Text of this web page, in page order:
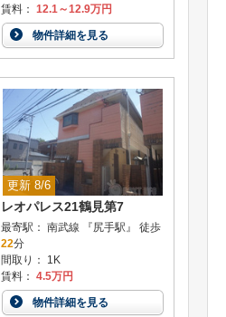
賃料： 12.1～12.9万円
物件詳細を見る
更新 8/6
レオパレス21鶴見第7
最寄駅： 南武線 『尻手駅』 徒歩
22分
間取り： 1K
賃料： 4.5万円
物件詳細を見る